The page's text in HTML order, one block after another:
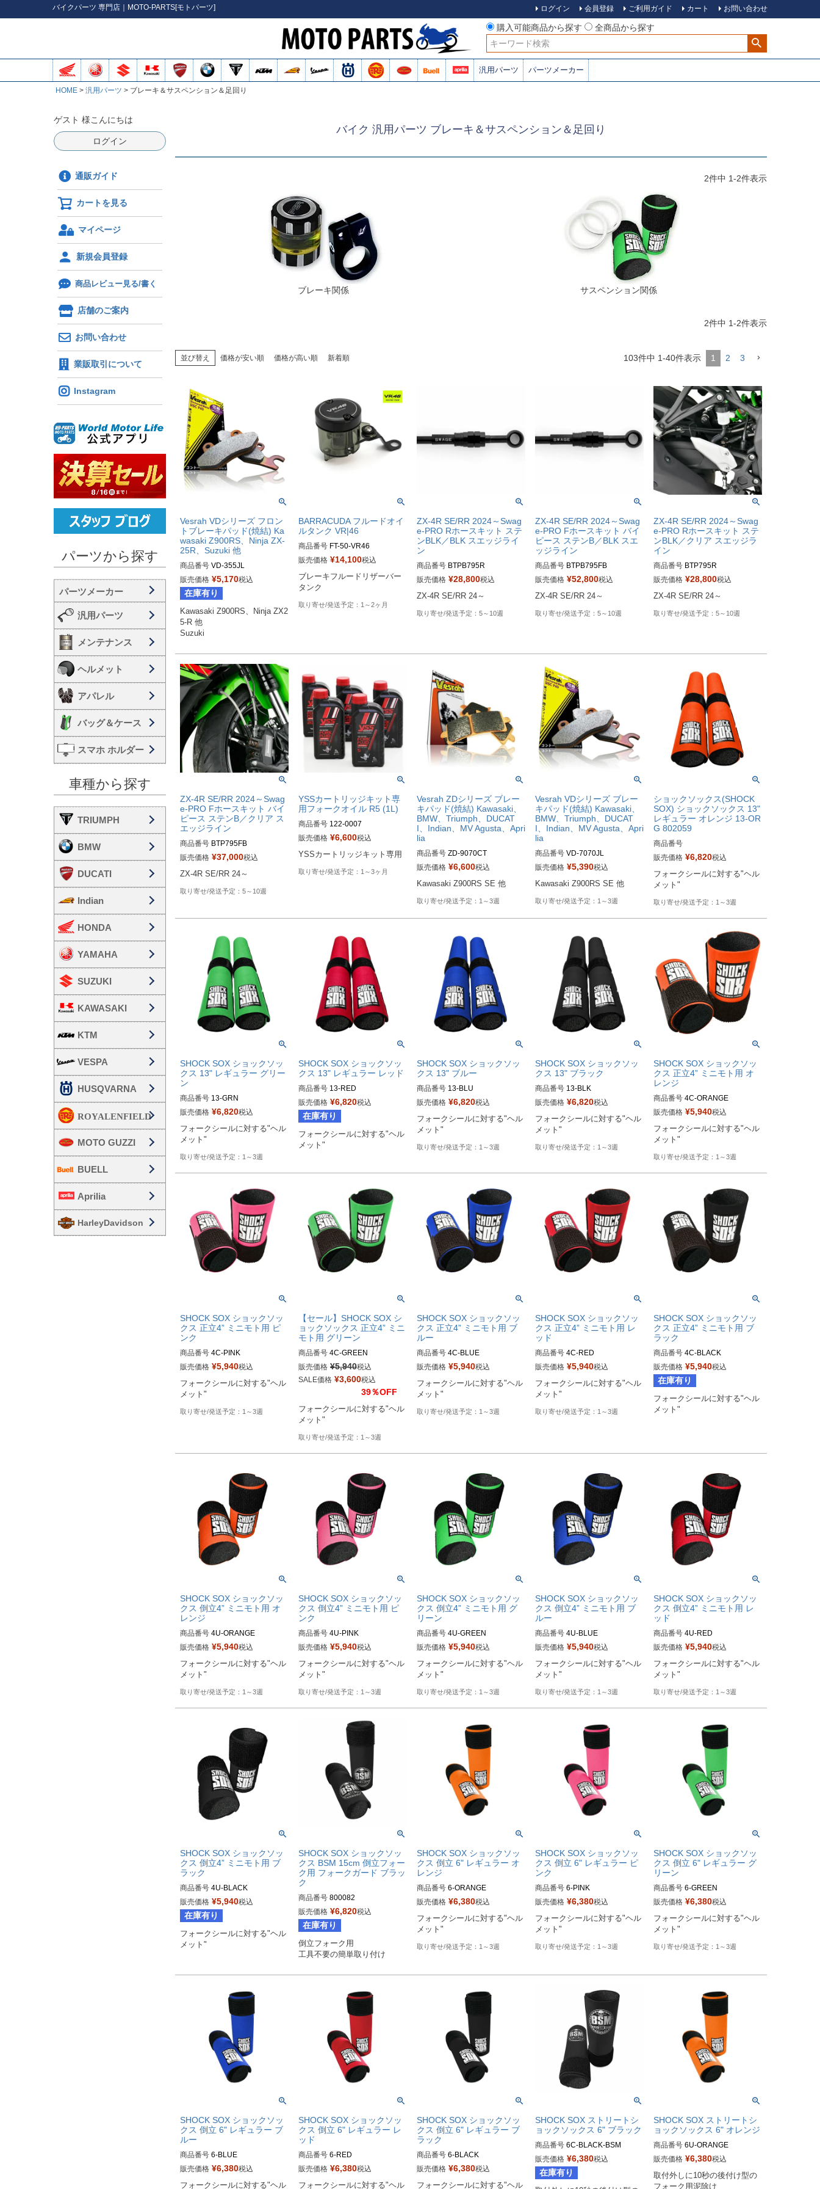
バイクパーツ 専門店｜MOTO-PARTS[モトパーツ] ログイン 会員登録 ご利用ガイド カート お問い合わせ
購入可能商品から探す
全商品から探す
検索
汎用パーツ パーツメーカー
HOME 汎用パーツ ブレーキ＆サスペンション＆足回り
ゲスト 様こんにちは
ログイン
通販ガイド
カートを見る
マイページ
新規会員登録
商品レビュー見る/書く
店舗のご案内
お問い合わせ
業販取引について
Instagram
パーツから探す
汎用パーツ
メンテナンス
ヘルメット
アパレル
バッグ＆ケース
スマホ ホルダー
車種から探す
TRIUMPH
BMW
DUCATI
Indian
HONDA
YAMAHA
SUZUKI
KAWASAKI
KTM
VESPA
HUSQVARNA
MOTO GUZZI
BUELL
Aprilia
HarleyDavidson
バイク 汎用パーツ ブレーキ＆サスペンション＆足回り
2件中 1-2件表示
ブレーキ関係 サスペンション関係
2件中 1-2件表示
並び替え 価格が安い順 価格が高い順 新着順 103件中 1-40件表示 1 2 3
Vesrah VDシリーズ フロン
トブレーキパッド(焼結) Ka
wasaki Z900RS、Ninja ZX-
25R、Suzuki 他
商品番号 VD-355JL
販売価格 ¥5,170税込
在庫有り
Kawasaki Z900RS、Ninja ZX2
5-R 他
Suzuki
BARRACUDA フルードオイ
ルタンク VR|46
商品番号 FT-50-VR46
販売価格 ¥14,100税込
ブレーキフルードリザーバー
タンク
1～2ヶ月
ZX-4R SE/RR 2024～Swag
e-PRO Rホースキット ステ
ンBLK／BLK スエッジライ
ン
商品番号 BTPB795R
販売価格 ¥28,800税込
5～10週
ZX-4R SE/RR 2024～Swag
e-PRO Fホースキット バイ
ピース ステンB／BLK スエ
ッジライン
商品番号 BTPB795FB
販売価格 ¥52,800税込
5～10週
ZX-4R SE/RR 2024～Swag
e-PRO Rホースキット ステ
ンBLK／クリア スエッジラ
イン
商品番号 BTP795R
販売価格 ¥28,800税込
5～10週
ZX-4R SE/RR 2024～Swag
e-PRO Fホースキット バイ
ピース ステンB／クリア ス
エッジライン
商品番号 BTP795FB
販売価格 ¥37,000税込
5～10週
YSSカートリッジキット専
用フォークオイル R5 (1L)
商品番号
販売価格 ¥6,600税込
YSSカートリッジキット専用
1～3ヶ月
Vesrah ZDシリーズ ブレー
キパッド(焼結) Kawasaki、
BMW、Triumph、DUCAT
I、Indian、MV Agusta、Apri
lia
商品番号 ZD-9070CT
販売価格 ¥6,600税込
Kawasaki Z900RS SE 他
1～3週
Vesrah VDシリーズ ブレー
キパッド(焼結) Kawasaki、
BMW、Triumph、DUCAT
I、Indian、MV Agusta、Apri
lia
商品番号 VD-7070JL
販売価格 ¥5,390税込
Kawasaki Z900RS SE 他
1～3週
ショックソックス(SHOCK
SOX) ショックソックス 13"
レギュラー オレンジ 13-OR
G 802059
商品番号
販売価格 ¥6,820税込
フォークシールに対する"ヘル
メット"
1～3週
SHOCK SOX ショックソッ
クス 13" レギュラー グリー
ン
商品番号 13-GRN
販売価格 ¥6,820税込
フォークシールに対する"ヘル
メット"
1～3週
SHOCK SOX ショックソッ
クス 13" レギュラー レッド
商品番号 13-RED
Biker's型番：802057
販売価格 ¥6,820税込
在庫有り
フォークシールに対する"ヘル
メット"
SHOCK SOX ショックソッ
クス 13" ブルー
商品番号 13-BLU
販売価格 ¥6,820税込
フォークシールに対する"ヘル
メット"
1～3週
SHOCK SOX ショックソッ
クス 13" ブラック
商品番号 13-BLK
販売価格 ¥6,820税込
フォークシールに対する"ヘル
メット"
1～3週
SHOCK SOX ショックソッ
クス 正立4” ミニモト用 オ
レンジ
商品番号 4C-ORANGE
販売価格 ¥5,940税込
フォークシールに対する"ヘル
メット"
1～3週
SHOCK SOX ショックソッ
クス 正立4” ミニモト用 ピ
ンク
商品番号 4C-PINK
販売価格 ¥5,940税込
フォークシールに対する"ヘル
メット"
1～3週
【セール】SHOCK SOX シ
ョックソックス 正立4” ミニ
モト用 グリーン
商品番号 4C-GREEN
Biker's型番：802112
販売価格 ¥5,940税込
SALE価格 ¥3,600税込
39％OFF
フォークシールに対する"ヘル
メット"
1～3週
SHOCK SOX ショックソッ
クス 正立4” ミニモト用 ブ
ルー
商品番号 4C-BLUE
販売価格 ¥5,940税込
フォークシールに対する"ヘル
メット"
1～3週
SHOCK SOX ショックソッ
クス 正立4” ミニモト用 レ
ッド
商品番号 4C-RED
販売価格 ¥5,940税込
フォークシールに対する"ヘル
メット"
1～3週
SHOCK SOX ショックソッ
クス 正立4” ミニモト用 ブ
ラック
商品番号 4C-BLACK
Biker's型番：802104
販売価格 ¥5,940税込
在庫有り
フォークシールに対する"ヘル
メット"
SHOCK SOX ショックソッ
クス 倒立4” ミニモト用 オ
レンジ
商品番号 4U-ORANGE
販売価格 ¥5,940税込
フォークシールに対する"ヘル
メット"
1～3週
SHOCK SOX ショックソッ
クス 倒立4” ミニモト用 ピ
ンク
商品番号 4U-PINK
販売価格 ¥5,940税込
フォークシールに対する"ヘル
メット"
1～3週
SHOCK SOX ショックソッ
クス 倒立4” ミニモト用 グ
リーン
商品番号 4U-GREEN
販売価格 ¥5,940税込
フォークシールに対する"ヘル
メット"
1～3週
SHOCK SOX ショックソッ
クス 倒立4” ミニモト用 ブ
ルー
商品番号 4U-BLUE
販売価格 ¥5,940税込
フォークシールに対する"ヘル
メット"
1～3週
SHOCK SOX ショックソッ
クス 倒立4” ミニモト用 レ
ッド
商品番号 4U-RED
販売価格 ¥5,940税込
フォークシールに対する"ヘル
メット"
1～3週
SHOCK SOX ショックソッ
クス 倒立4” ミニモト用 ブ
ラック
商品番号 4U-BLACK
Biker's型番：802105
販売価格 ¥5,940税込
在庫有り
フォークシールに対する"ヘル
メット"
SHOCK SOX ショックソッ
クス BSM 15cm 倒立フォー
ク用 フォークガード ブラッ
ク
商品番号 800082
M型番：6U-BLACK-BSM
販売価格 ¥6,820税込
在庫有り
倒立フォーク用
工具不要の簡単取り付け
SHOCK SOX ショックソッ
クス 倒立 6" レギュラー オ
レンジ
商品番号 6-ORANGE
販売価格 ¥6,380税込
フォークシールに対する"ヘル
メット"
1～3週
SHOCK SOX ショックソッ
クス 倒立 6" レギュラー ピ
ンク
商品番号 6-PINK
販売価格 ¥6,380税込
フォークシールに対する"ヘル
メット"
1～3週
SHOCK SOX ショックソッ
クス 倒立 6" レギュラー グ
リーン
商品番号 6-GREEN
販売価格 ¥6,380税込
フォークシールに対する"ヘル
メット"
1～3週
SHOCK SOX ショックソッ
クス 倒立 6" レギュラー ブ
ルー
商品番号 6-BLUE
販売価格 ¥6,380税込
フォークシールに対する"ヘル
SHOCK SOX ショックソッ
クス 倒立 6" レギュラー レ
ッド
商品番号 6-RED
販売価格 ¥6,380税込
フォークシールに対する"ヘル
SHOCK SOX ショックソッ
クス 倒立 6" レギュラー ブ
ラック
商品番号 6-BLACK
販売価格 ¥6,380税込
フォークシールに対する"ヘル
SHOCK SOX ストリートシ
ョックソックス 6" ブラック
商品番号 6C-BLACK-BSM
旧型番：800081
HDパーツには800081で登録あ
ります。
販売価格 ¥6,380税込
在庫有り
SHOCK SOX ストリートシ
ョックソックス 6" オレンジ
商品番号 6U-ORANGE
販売価格 ¥6,380税込
取付外しに10秒の後付け型の
フォーク用泥除け